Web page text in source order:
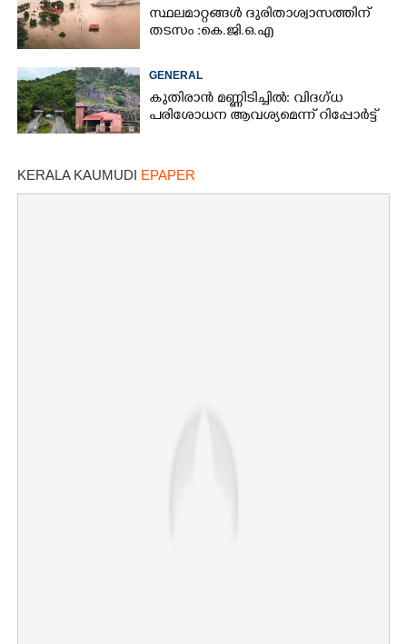
സ്ഥലമാറ്റങ്ങൾ ദുരിതാശ്വാസത്തിന്
തടസം :കെ.ജി.ഒ.എ
GENERAL
കുതിരാൻ മണ്ണിടിച്ചിൽ: വിദഗ്ധ
പരിശോധന ആവശ്യമെന്ന് റിപ്പോർട്ട്
KERALA KAUMUDI EPAPER